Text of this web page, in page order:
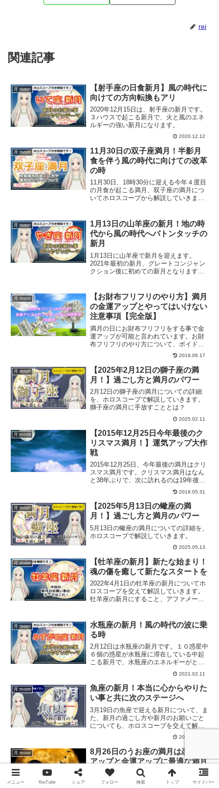
rei
関連記事
月 moon
【射手座の日食新月】風の時代に
向けての方向転換もアリ
2020年12月15日は、射手座の新月です。
３ハウスで起こる新月で、火と風のエネ
ルギーの強い新月になります。
2020.12.12
月 moon
11月30日の双子座満月！半影月
食を伴う風の時代に向けての改革
の時
11月30日、18時30分に迎える今年４度目
の月食が起こる満月、双子座の満月につ
いてホロスコープから解説していきま
いて解説していきます。
月 moon
1月13日の山羊座の新月！地の時
代から風の時代へバトンタッチの
新月
1月13日に山羊座で新月を迎えます。
2021年最初の新月、グレートコンジャン
クション後に初めての新月となります。
す。ホロスコープを交えて山羊座の新月
を解説していきます。
月 moon
【お財布フリフリのやり方】満月
の金運アップとやってはいけない
注意事項【完全版】
満月の日にお財布フリフリをする事で金
運アップが可能と言われています。お財
布フリフリのやり方について、ボイドタ
イムは避けるべきか？お財布フリフリの
注意事項について、また様々なお財布フ
リフリに関する質問に答えます。
2019.06.17
月 moon
【2025年2月12日の獅子座の満
月！】過ごし方と満月のパワー
2月12日の獅子座の満月についての詳細
を、ホロスコープで解説していきます。
獅子座の満月に手放すこととは？
2025.02.11
月 moon
【2015年12月25日今年最後のク
リスマス満月！】運気アップ大作
戦
2015年12月25日、今年最後の満月はクリ
スマス満月です。クリスマス満月はなん
と38年ぶりで、次に訪れるのは19年後で
す。そんなクリスマス満月について、そ
して満月の日に運気アップするための方
法をご紹介していきます。
2019.05.31
月 moon
【2025年5月13日の蠍座の満
月！】過ごし方と満月のパワー
5月13日の蠍座の満月についての詳細を、
ホロスコープで解説していきます。
2025.05.13
月 moon
【牡羊座の新月】新たな始まり！
魂の傷を癒して新たなスタートを
2022年4月1日の牡羊座の新月についてホ
ロスコープを交えて解説していきます。
牡羊座の新月にすること、アファメーシ
月 moon
水瓶座の新月！風の時代の波に乗
る時
2月12日は水瓶座の新月です。１０惑星中
６個の惑星が水瓶座に滞在している中起
こる新月で、水瓶座のエネルギーがとっ
ても強い新月になります。そんな新月に
するべきこと、新月のお願い事について
解説していきます。
2021.02.11
月 moon
魚座の新月！本当に心からやりた
い事と共に次のステージへ
3月19日の魚座で迎える新月について、ま
た、新月の過ごし方や新月のお願いごと
についても、ホロスコープを交えて解説
2026.03.19
月 moon
8月26日のうお座の満月は恋愛運
アップと金運アップに最適な満月
8月26日のうお座の満月は、恋愛運アッ
プ、そして金運アップに最適な満月にな
メニュー YouTube シェア フォロー 検索 トップ サイドバー